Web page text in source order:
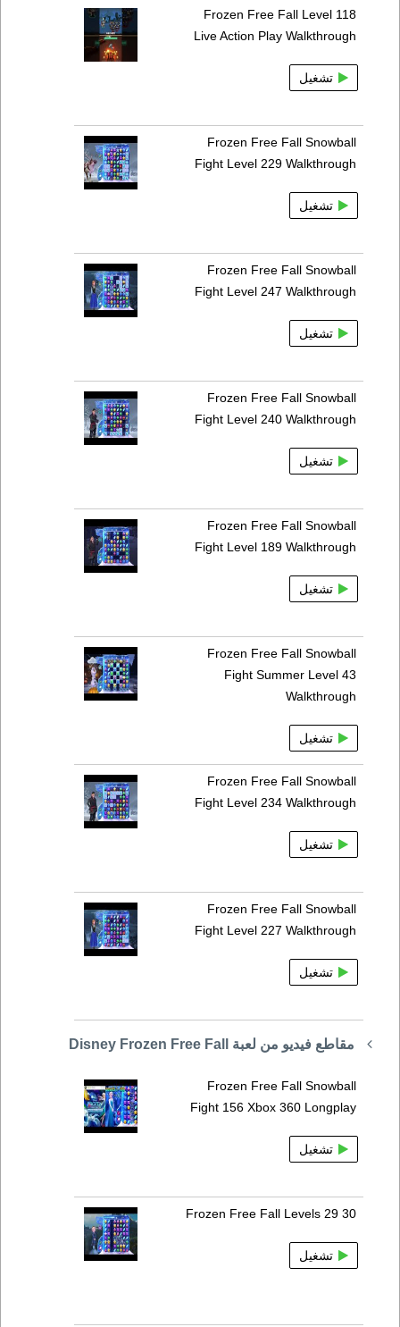
Frozen Free Fall Level 118
Live Action Play Walkthrough
تشغيل
Frozen Free Fall Snowball
Fight Level 229 Walkthrough
تشغيل
Frozen Free Fall Snowball
Fight Level 247 Walkthrough
تشغيل
Frozen Free Fall Snowball
Fight Level 240 Walkthrough
تشغيل
Frozen Free Fall Snowball
Fight Level 189 Walkthrough
تشغيل
Frozen Free Fall Snowball
Fight Summer Level 43
Walkthrough
تشغيل
Frozen Free Fall Snowball
Fight Level 234 Walkthrough
تشغيل
Frozen Free Fall Snowball
Fight Level 227 Walkthrough
تشغيل
مقاطع فيديو من لعبة Disney Frozen Free Fall
Frozen Free Fall Snowball
Fight 156 Xbox 360 Longplay
تشغيل
Frozen Free Fall Levels 29 30
تشغيل